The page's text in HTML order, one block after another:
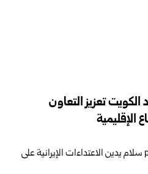
تعزيز التعاون
الإقليمية